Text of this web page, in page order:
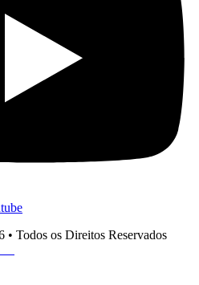
Todos os Direitos Reservados